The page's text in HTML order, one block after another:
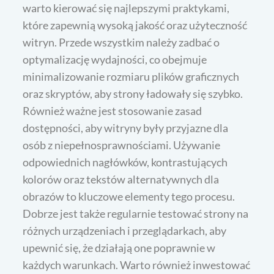
warto kierować się najlepszymi praktykami,
które zapewnią wysoką jakość oraz użyteczność
witryn. Przede wszystkim należy zadbać o
optymalizację wydajności, co obejmuje
minimalizowanie rozmiaru plików graficznych
oraz skryptów, aby strony ładowały się szybko.
Również ważne jest stosowanie zasad
dostępności, aby witryny były przyjazne dla
osób z niepełnosprawnościami. Używanie
odpowiednich nagłówków, kontrastujących
kolorów oraz tekstów alternatywnych dla
obrazów to kluczowe elementy tego procesu.
Dobrze jest także regularnie testować strony na
różnych urządzeniach i przeglądarkach, aby
upewnić się, że działają one poprawnie w
każdych warunkach. Warto również inwestować